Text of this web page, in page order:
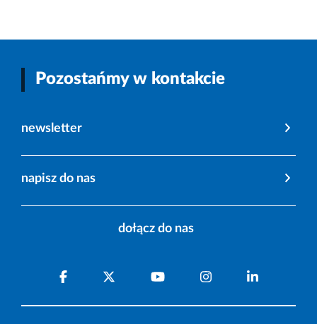
Pozostańmy w kontakcie
newsletter
napisz do nas
dołącz do nas